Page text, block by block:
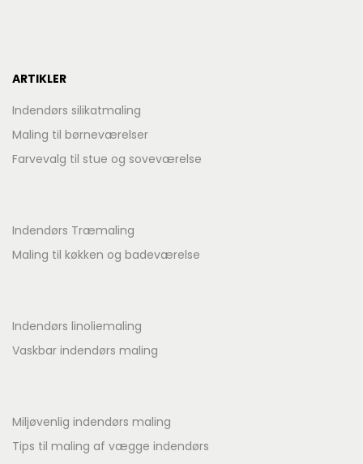
ARTIKLER
Indendørs silikatmaling
Maling til børneværelser
Farvevalg til stue og soveværelse
Indendørs Træmaling
Maling til køkken og badeværelse
Indendørs linoliemaling
Vaskbar indendørs maling
Miljøvenlig indendørs maling
Tips til maling af vægge indendørs